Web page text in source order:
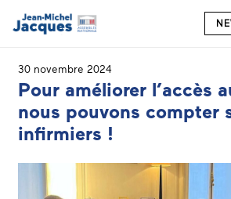
30 novembre 2024
Pour améliorer l’accès
nous pouvons compter
infirmiers !